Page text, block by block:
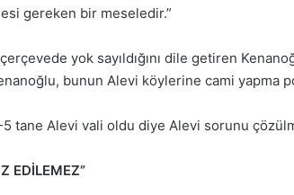
gereken bir meseledir.”
yok sayıldığını dile getiren
bunun Alevi köylerine cami yapma
tane Alevi vali oldu diye Alevi sorunu
EDİLEMEZ”